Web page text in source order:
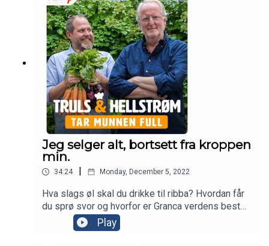
Jeg selger alt, bortsett fra kroppen
min.
34:24 | Monday, December 5, 2022
Hva slags øl skal du drikke til ribba? Hvordan får
du sprø svor og hvorfor er Granca verdens beste
sted å feriere? Alle svarene får du i denne
desemberutgaven av Truls og Hellstrøm tar
Play